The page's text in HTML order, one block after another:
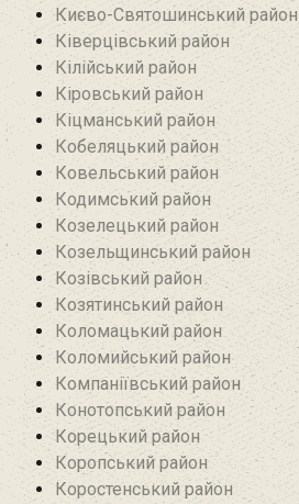
Києво-Святошинський район
Ківерцівський район‎
Кілійський район
Кіровський район
Кіцманський район
Кобеляцький район‎
Ковельський район
Кодимський район
Козелецький район
Козельщинський район
Козівський район
Козятинський район
Коломацький район
Коломийський район
Компаніївський район
Конотопський район
Корецький район
Коропський район
Коростенський район